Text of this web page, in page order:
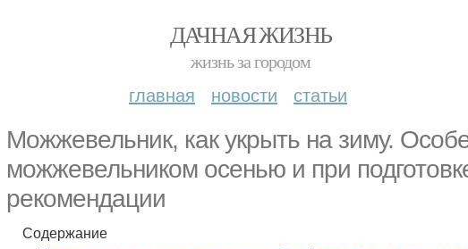
ДАЧНАЯ ЖИЗНЬ
жизнь за городом
главная новости статьи
Можжевельник, как укрыть на зиму.
можжевельником осенью и при
рекомендации
Содержание